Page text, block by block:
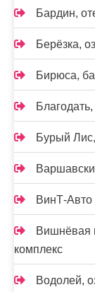
Бардин,
Берёзка,
Бирюса,
Бурый
ВинТ-Авто
Вишнёвая
комплекс
Водолей,